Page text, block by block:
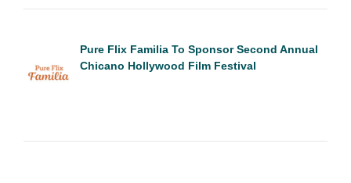
Pure Flix Familia To Sponsor Second Annual
Chicano Hollywood Film Festival